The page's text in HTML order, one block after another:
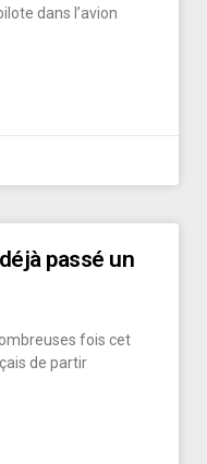
dans l’avion
passé un
fois cet
de partir